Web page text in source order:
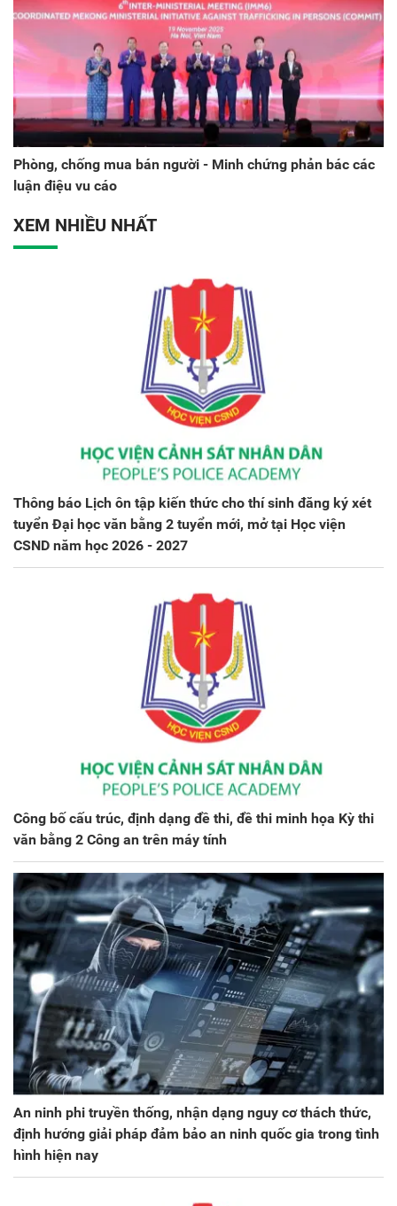
Phòng, chống mua bán người - Minh chứng phản bác các
luận điệu vu cáo
XEM NHIỀU NHẤT
Thông báo Lịch ôn tập kiến thức cho thí sinh đăng ký xét
tuyển Đại học văn bằng 2 tuyển mới, mở tại Học viện
CSND năm học 2026 - 2027
Công bố cấu trúc, định dạng đề thi, đề thi minh họa Kỳ thi
văn bằng 2 Công an trên máy tính
An ninh phi truyền thống, nhận dạng nguy cơ thách thức,
định hướng giải pháp đảm bảo an ninh quốc gia trong tình
hình hiện nay